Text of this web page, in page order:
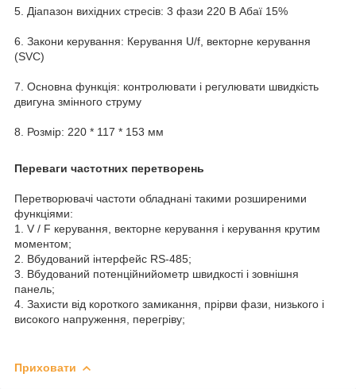
5. Діапазон вихідних стресів: 3 фази 220 В Абаї 15%
6. Закони керування: Керування U/f, векторне керування
(SVC)
7. Основна функція: контролювати і регулювати швидкість
двигуна змінного струму
8. Розмір: 220 * 117 * 153 мм
Переваги частотних перетворень
Перетворювачі частоти обладнані такими розширеними
функціями:
1. V / F керування, векторне керування і керування крутим
моментом;
2. Вбудований інтерфейс RS-485;
3. Вбудований потенційнийометр швидкості і зовнішня
панель;
4. Захисти від короткого замикання, прірви фази, низького і
високого напруження, перегріву;
Приховати